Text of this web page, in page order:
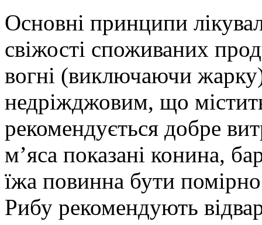
Основні принципи
свіжості споживаних
вогні (виключаючи
недріжджовим, що
рекомендується добре
м’яса показані конина,
їжа повинна бути
Рибу рекомендують